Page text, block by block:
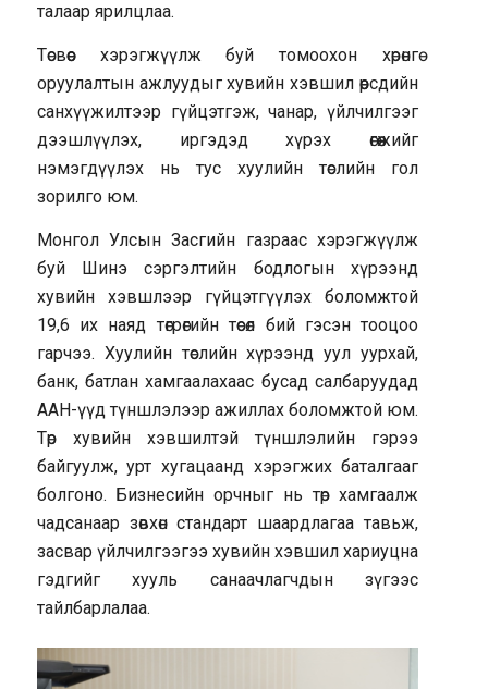
талаар ярилцлаа.
Төсвөөс хэрэгжүүлж буй томоохон хөрөнгө
оруулалтын ажлуудыг хувийн хэвшил өөрсдийн
санхүүжилтээр гүйцэтгэж, чанар, үйлчилгээг
дээшлүүлэх, иргэдэд хүрэх өгөөжийг
нэмэгдүүлэх нь тус хуулийн төслийн гол
зорилго юм.
Монгол Улсын Засгийн газраас хэрэгжүүлж
буй Шинэ сэргэлтийн бодлогын хүрээнд
хувийн хэвшлээр гүйцэтгүүлэх боломжтой
19,6 их наяд төгрөгийн төсөл бий гэсэн тооцоо
гарчээ. Хуулийн төслийн хүрээнд уул уурхай,
банк, батлан хамгаалахаас бусад салбаруудад
ААН-үүд түншлэлээр ажиллах боломжтой юм.
Төр хувийн хэвшилтэй түншлэлийн гэрээ
байгуулж, урт хугацаанд хэрэгжих баталгааг
болгоно. Бизнесийн орчныг нь төр хамгаалж
чадсанаар зөвхөн стандарт шаардлагаа тавьж,
засвар үйлчилгээгээ хувийн хэвшил хариуцна
гэдгийг хууль санаачлагчдын зүгээс
тайлбарлалаа.